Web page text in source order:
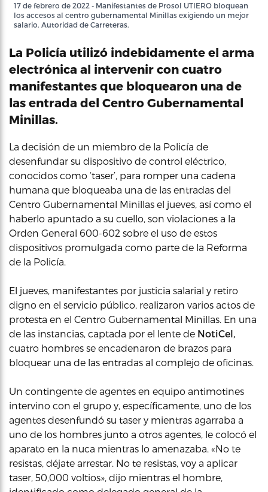
17 de febrero de 2022 - Manifestantes de Prosol UTIERO bloquean
los accesos al centro gubernamental Minillas exigiendo un mejor
salario. Autoridad de Carreteras.
La Policía utilizó indebidamente el arma
electrónica al intervenir con cuatro
manifestantes que bloquearon una de
las entrada del Centro Gubernamental
Minillas.
La decisión de un miembro de la Policía de
desenfundar su dispositivo de control eléctrico,
conocidos como ‘taser’, para romper una cadena
humana que bloqueaba una de las entradas del
Centro Gubernamental Minillas el jueves, así como el
haberlo apuntado a su cuello, son violaciones a la
Orden General 600-602 sobre el uso de estos
dispositivos promulgada como parte de la Reforma
de la Policía.
El jueves, manifestantes por justicia salarial y retiro
digno en el servicio público, realizaron varios actos de
protesta en el Centro Gubernamental Minillas. En una
de las instancias, captada por el lente de NotiCel,
cuatro hombres se encadenaron de brazos para
bloquear una de las entradas al complejo de oficinas.
Un contingente de agentes en equipo antimotines
intervino con el grupo y, específicamente, uno de los
agentes desenfundó su taser y mientras agarraba a
uno de los hombres junto a otros agentes, le colocó el
aparato en la nuca mientras lo amenazaba. «No te
resistas, déjate arrestar. No te resistas, voy a aplicar
taser, 50,000 voltios», dijo mientras el hombre,